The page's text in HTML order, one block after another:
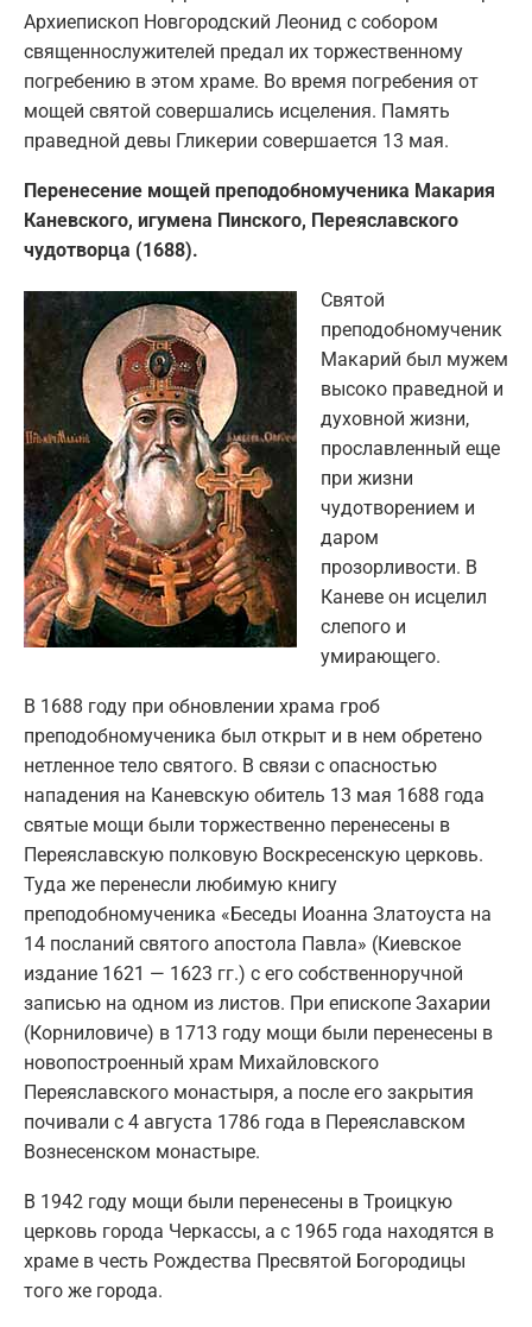
Архиепископ Новгородский Леонид с собором
священнослужителей предал их торжественному
погребению в этом храме. Во время погребения от
мощей святой совершались исцеления. Память
праведной девы Гликерии совершается 13 мая.
Перенесение мощей преподобномученика Макария
Каневского, игумена Пинского, Переяславского
чудотворца (1688).
Святой
преподобномученик
Макарий был мужем
высоко праведной и
духовной жизни,
прославленный еще
при жизни
чудотворением и
даром
прозорливости. В
Каневе он исцелил
слепого и
умирающего.
В 1688 году при обновлении храма гроб
преподобномученика был открыт и в нем обретено
нетленное тело святого. В связи с опасностью
нападения на Каневскую обитель 13 мая 1688 года
святые мощи были торжественно перенесены в
Переяславскую полковую Воскресенскую церковь.
Туда же перенесли любимую книгу
преподобномученика «Беседы Иоанна Златоуста на
14 посланий святого апостола Павла» (Киевское
издание 1621 — 1623 гг.) с его собственноручной
записью на одном из листов. При епископе Захарии
(Корниловиче) в 1713 году мощи были перенесены в
новопостроенный храм Михайловского
Переяславского монастыря, а после его закрытия
почивали с 4 августа 1786 года в Переяславском
Вознесенском монастыре.
В 1942 году мощи были перенесены в Троицкую
церковь города Черкассы, а с 1965 года находятся в
храме в честь Рождества Пресвятой Богородицы
того же города.